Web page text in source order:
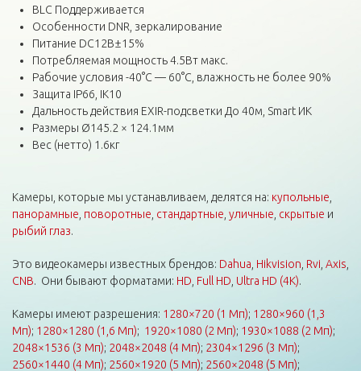
BLC Поддерживается
Особенности DNR, зеркалирование
Питание DC12В±15%
Потребляемая мощность 4.5Вт макс.
Рабочие условия -40°С — 60°С, влажность не более 90%
Защита IP66, IK10
Дальность действия EXIR-подсветки До 40м, Smart ИК
Размеры Ø145.2 × 124.1мм
Вес (нетто) 1.6кг
Камеры, которые мы устанавливаем, делятся на: купольные
панорамные поворотные стандартные уличные скрытые и
рыбий глаз.
Это видеокамеры известных брендов: Dahua Hikvision Rvi Axis
CNB. Они бывают форматами: HD Full HD Ultra HD (4K).
Камеры имеют разрешения: 1280×720 (1 Мп); 1280×960 (1,3
Мп); 1280×1280 (1,6 Мп); 1920×1080 (2 Мп); 1930×1088 (2 Мп);
2048×1536 (3 Мп); 2048×2048 (4 Мп); 2304×1296 (3 Мп);
2560×1440 (4 Мп); 2560×1920 (5 Мп); 2560×2048 (5 Мп);